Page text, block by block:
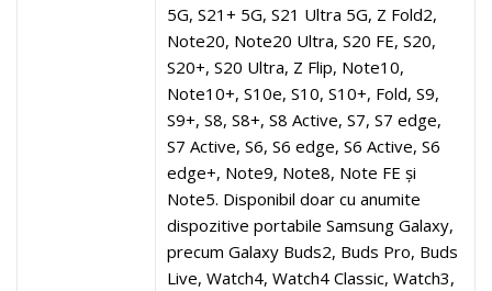
5G, S21+ 5G, S21 Ultra 5G, Z Fold2,
Note20, Note20 Ultra, S20 FE, S20,
S20+, S20 Ultra, Z Flip, Note10,
Note10+, S10e, S10, S10+, Fold, S9,
S9+, S8, S8+, S8 Active, S7, S7 edge,
S7 Active, S6, S6 edge, S6 Active, S6
edge+, Note9, Note8, Note FE și
Note5. Disponibil doar cu anumite
dispozitive portabile Samsung Galaxy,
precum Galaxy Buds2, Buds Pro, Buds
Live, Watch4, Watch4 Classic, Watch3,